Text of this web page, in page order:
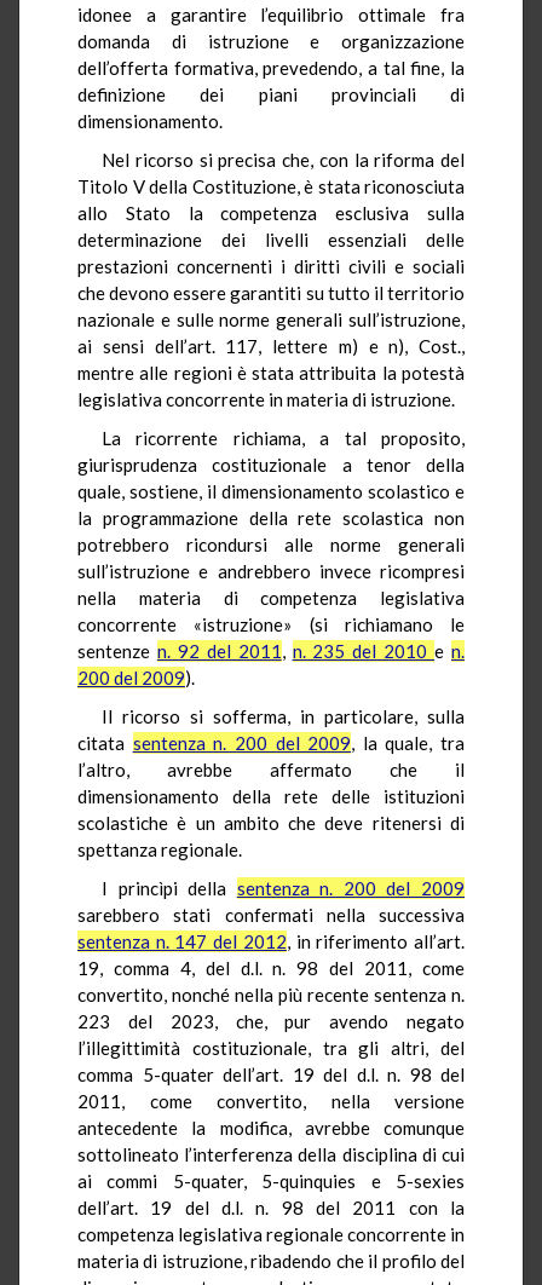
idonee a garantire l’equilibrio ottimale fra
domanda di istruzione e organizzazione
dell’offerta formativa, prevedendo, a tal fine, la
definizione dei piani provinciali di
dimensionamento.
Nel ricorso si precisa che, con la riforma del
Titolo V della Costituzione, è stata riconosciuta
allo Stato la competenza esclusiva sulla
determinazione dei livelli essenziali delle
prestazioni concernenti i diritti civili e sociali
che devono essere garantiti su tutto il territorio
nazionale e sulle norme generali sull’istruzione,
ai sensi dell’art. 117, lettere m) e n), Cost.,
mentre alle regioni è stata attribuita la potestà
legislativa concorrente in materia di istruzione.
La ricorrente richiama, a tal proposito,
giurisprudenza costituzionale a tenor della
quale, sostiene, il dimensionamento scolastico e
la programmazione della rete scolastica non
potrebbero ricondursi alle norme generali
sull’istruzione e andrebbero invece ricompresi
nella materia di competenza legislativa
concorrente «istruzione» (si richiamano le
sentenze n. 92 del 2011, n. 235 del 2010en.
200 del 2009).
Il ricorso si sofferma, in particolare, sulla
citata sentenza n. 200 del 2009, la quale, tra
l’altro, avrebbe affermato che il
dimensionamento della rete delle istituzioni
scolastiche è un ambito che deve ritenersi di
spettanza regionale.
I princìpi della sentenza n. 200 del 2009
sarebbero stati confermati nella successiva
sentenza n. 147 del 2012, in riferimento all’art.
19, comma 4, del d.l. n. 98 del 2011, come
convertito, nonché nella più recente sentenza n.
223 del 2023, che, pur avendo negato
l’illegittimità costituzionale, tra gli altri, del
comma 5-quater dell’art. 19 del d.l. n. 98 del
2011, come convertito, nella versione
antecedente la modifica, avrebbe comunque
sottolineato l’interferenza della disciplina di cui
ai commi 5-quater, 5-quinquies e 5-sexies
dell’art. 19 del d.l. n. 98 del 2011 con la
competenza legislativa regionale concorrente in
materia di istruzione, ribadendo che il profilo del